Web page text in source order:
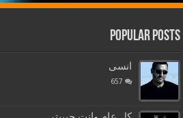
Popular Posts
انسى
657